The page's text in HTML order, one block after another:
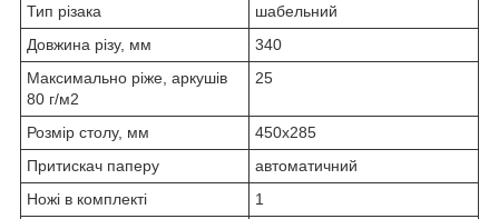
Тип різака
шабельний
Довжина різу, мм
340
Максимально ріже, аркушів
80 г/м2
25
Розмір столу, мм
450x285
Притискач паперу
автоматичний
Ножі в комплекті
1